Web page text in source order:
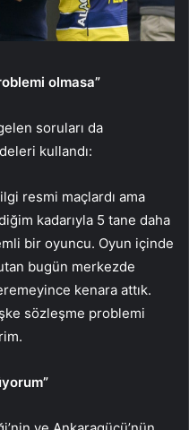
olmasa”
soruları da
kullandı:
resmi maçlardı ama
kadarıyla 5 tane daha
bir oyuncu. Oyun içinde
bugün merkezde
kenara attık.
sözleşme problemi